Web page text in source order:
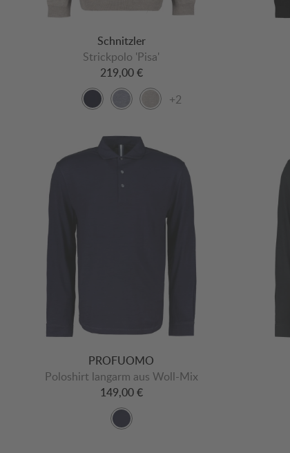
Schnitzler
Strickpolo 'Pisa'
219,00 €
+2
PROFUOMO
Poloshirt langarm aus Woll-Mix
149,00 €